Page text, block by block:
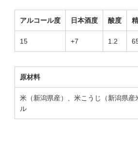
アルコール度 日本酒度 酸度
15 +7 1.2
原材料
米（新潟県産）、米こうじ（新潟県産
ル